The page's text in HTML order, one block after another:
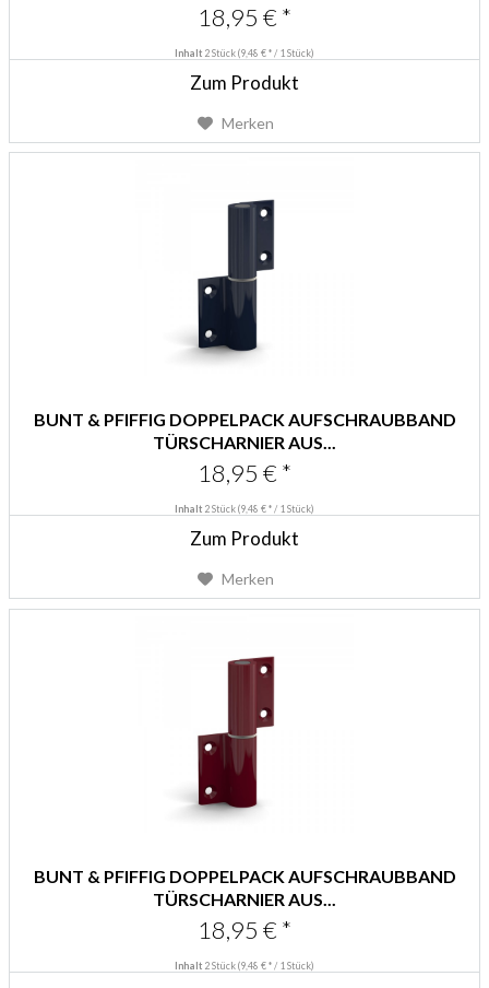
18,95 € *
Inhalt 2 Stück(9,48 € * / 1 Stück)
Zum Produkt
Merken
BUNT & PFIFFIG DOPPELPACK AUFSCHRAUBBAND
TÜRSCHARNIER AUS...
18,95 € *
Inhalt 2 Stück(9,48 € * / 1 Stück)
Zum Produkt
Merken
BUNT & PFIFFIG DOPPELPACK AUFSCHRAUBBAND
TÜRSCHARNIER AUS...
18,95 € *
Inhalt 2 Stück(9,48 € * / 1 Stück)